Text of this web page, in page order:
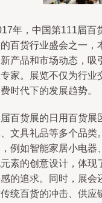
年，中国第111届百
百货行业盛会之一，
产品和市场动态，吸
家。展览不仅为行业
时代下的发展趋势。
百货展的日用百货展
文具礼品等多个品类
例如智能家居小电器
素的创意设计，体现
的追求。同时，展会
统百货的冲击、供应